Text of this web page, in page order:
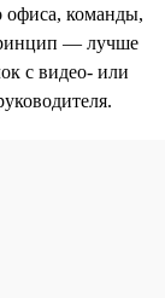
офиса, команды,
— лучше
с видео- или